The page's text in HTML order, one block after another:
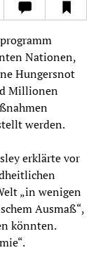
Nationen,
Hungersnot
Millionen
werden.
erklärte vor
„in wenigen
Ausmaß“,
könnten.